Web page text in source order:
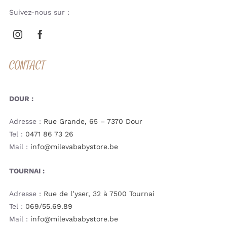
Suivez-nous sur :
CONTACT
DOUR :
Adresse : Rue Grande, 65 – 7370 Dour
Tel : 0471 86 73 26
Mail : info@milevababystore.be
TOURNAI :
Adresse : Rue de l’yser, 32 à 7500 Tournai
Tel : 069/55.69.89
Mail : info@milevababystore.be